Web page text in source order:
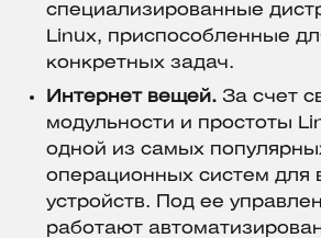
специализированные
Linux, приспособленные
конкретных задач.
Интернет вещей. За счет
модульности и простоты
одной из самых
операционных систем для
устройств. Под ее
работают